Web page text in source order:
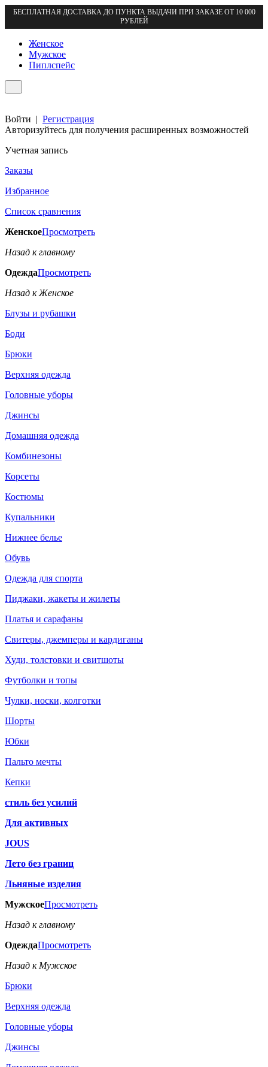
БЕСПЛАТНАЯ ДОСТАВКА ДО ПУНКТА ВЫДАЧИ ПРИ ЗАКАЗЕ ОТ 10 000
РУБЛЕЙ
Женское
Мужское
Пиплспейс
Войти | Регистрация
Авторизуйтесь для получения расширенных возможностей
Учетная запись
Заказы
Избранное
Список сравнения
ЖенскоеПросмотреть
Назад к главному
ОдеждаПросмотреть
Назад к Женское
Блузы и рубашки
Боди
Брюки
Верхняя одежда
Головные уборы
Джинсы
Домашняя одежда
Комбинезоны
Корсеты
Костюмы
Купальники
Нижнее белье
Обувь
Одежда для спорта
Пиджаки, жакеты и жилеты
Платья и сарафаны
Свитеры, джемперы и кардиганы
Худи, толстовки и свитшоты
Футболки и топы
Чулки, носки, колготки
Шорты
Юбки
Пальто мечты
Кепки
стиль без усилий
Для активных
JOUS
Лето без границ
Льняные изделия
МужскоеПросмотреть
Назад к главному
ОдеждаПросмотреть
Назад к Мужское
Брюки
Верхняя одежда
Головные уборы
Джинсы